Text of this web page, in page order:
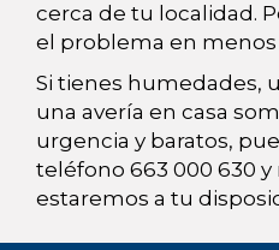
cerca de tu localidad.
el problema en menos
Si tienes humedades,
una avería en casa
urgencia y baratos,
teléfono 663 000 630
estaremos a tu